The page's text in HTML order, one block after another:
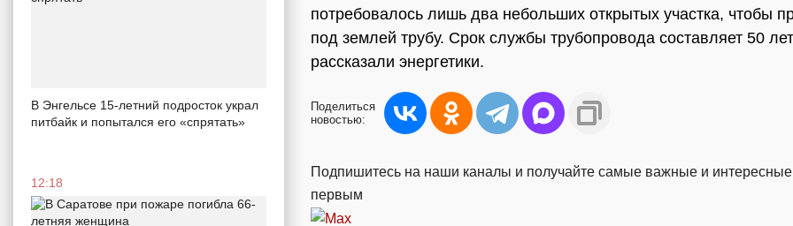
В Энгельсе 15-летний подросток украл
питбайк и попытался его «спрятать»
12:18
потребовалось лишь два небольших открытых участка, чтобы
под землей трубу. Срок службы трубопровода составляет 50
рассказали энергетики.
Поделиться
новостью:
Подпишитесь на наши каналы и получайте самые важные и интересные
первым